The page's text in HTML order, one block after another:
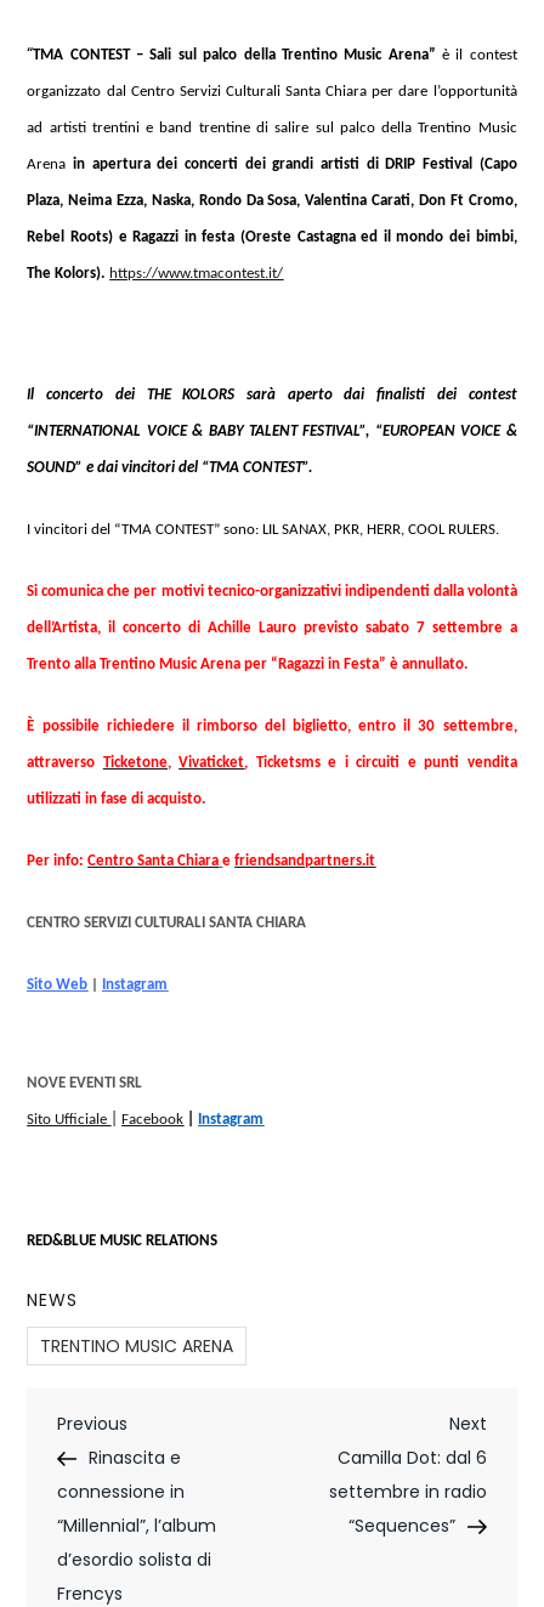
“TMA CONTEST – Sali sul palco della Trentino Music Arena” è il contest
organizzato dal Centro Servizi Culturali Santa Chiara per dare l’opportunità
ad artisti trentini e band trentine di salire sul palco della Trentino Music
Arenain apertura dei concerti dei grandi artisti di DRIP Festival (Capo
Plaza, Neima Ezza, Naska, Rondo Da Sosa, Valentina Carati, Don Ft Cromo,
Rebel Roots) e Ragazzi in festa (Oreste Castagna ed il mondo dei bimbi,
The Kolors). https://www.tmacontest.it/
Il concerto dei THE KOLORS sarà aperto dai finalisti dei contest
“INTERNATIONAL VOICE & BABY TALENT FESTIVAL”, “EUROPEAN VOICE &
SOUND” e dai vincitori del “TMA CONTEST”.
I vincitori del “TMA CONTEST” sono:LIL SANAX, PKR, HERR, COOL RULERS.
Si comunica che per motivi tecnico-organizzativi indipendenti dalla volontà
dell’Artista, il concerto di Achille Lauro previsto sabato 7 settembre a
Trento alla Trentino Music Arena per “Ragazzi in Festa” è annullato.
È possibile richiedere il rimborso del biglietto, entro il 30 settembre,
attraverso Ticketone, Vivaticket, Ticketsms e i circuiti e punti vendita
utilizzati in fase di acquisto.
Per info:Centro Santa Chiara efriendsandpartners.it
CENTRO SERVIZI CULTURALI SANTA CHIARA
Sito Web Instagram
NOVE EVENTI SRL
Sito Ufficiale |Facebook Instagram
RED&BLUE MUSIC RELATIONS
NEWS
TRENTINO MUSIC ARENA
N
a
v
i
Previous
Post
Previous
Rinascita e
connessione in
“Millennial”, l’album
d’esordio solista di
Frencys
Next
Post
Next
Camilla Dot: dal 6
settembre in radio
“Sequences”